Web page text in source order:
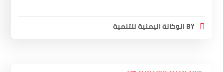
BYالوكالة اليمنية للتنمية